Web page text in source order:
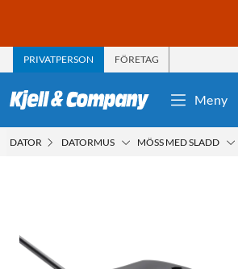
PRIVATPERSON FÖRETAG
Meny
DATOR DATORMUS MÖSS MED SLADD